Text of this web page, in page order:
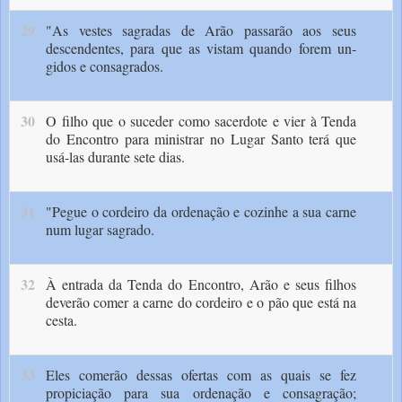
29
"As vestes sagradas de Arão passarão aos seus
descendentes, para que as vistam quando forem un­
gidos e consagrados.
30 O filho que o suceder como sacerdote e vier à Tenda
do Encontro para ministrar no Lugar Santo terá que
usá-las durante sete dias.
31
"Pegue o cordeiro da ordenação e cozi­nhe a sua carne
num lugar sagrado.
32
À entrada da Tenda do Encontro, Arão e seus filhos
deve­rão comer a carne do cordeiro e o pão que está na
cesta.
33
Eles comerão dessas ofertas com as quais se fez
propiciação para sua ordenação e consagração;